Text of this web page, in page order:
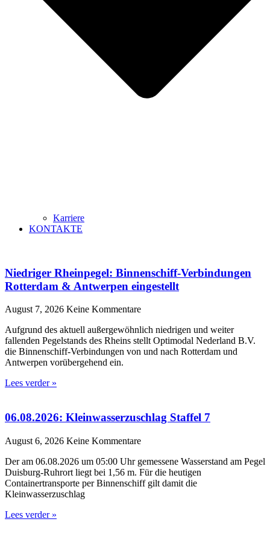
Karriere
KONTAKTE
Niedriger Rheinpegel: Binnenschiff-Verbindungen
Rotterdam & Antwerpen eingestellt
August 7, 2026 Keine Kommentare
Aufgrund des aktuell außergewöhnlich niedrigen und weiter
fallenden Pegelstands des Rheins stellt Optimodal Nederland B.V.
die Binnenschiff-Verbindungen von und nach Rotterdam und
Antwerpen vorübergehend ein.
Lees verder »
06.08.2026: Kleinwasserzuschlag Staffel 7
August 6, 2026 Keine Kommentare
Der am 06.08.2026 um 05:00 Uhr gemessene Wasserstand am Pegel
Duisburg-Ruhrort liegt bei 1,56 m. Für die heutigen
Containertransporte per Binnenschiff gilt damit die
Kleinwasserzuschlag
Lees verder »